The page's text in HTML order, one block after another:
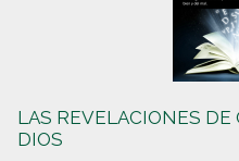
LAS REVELACIONES DE
DIOS